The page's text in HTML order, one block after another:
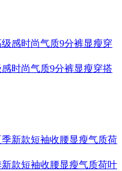
时尚气质9分裤显瘦穿搭
款短袖收腰显瘦气质荷叶